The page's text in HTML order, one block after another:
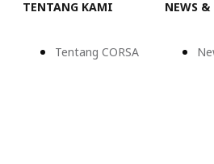
TENTANG KAMI
Tentang CORSA
NEWS &